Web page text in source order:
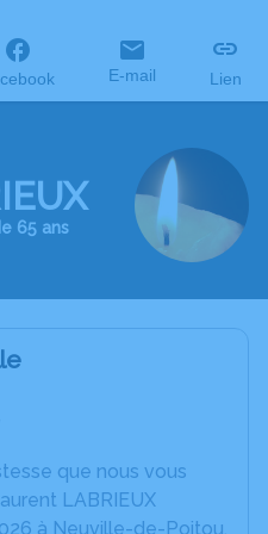
E-mail Lien
65 ans
que nous vous
LABRIEUX
à Neuville-de-Poitou.